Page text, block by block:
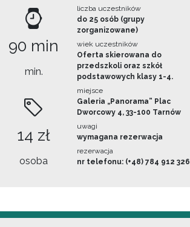
90 min
min.
14 zł
osoba
liczba uczestników
do 25 osób (grupy
zorganizowane)
wiek uczestników
Oferta skierowana do
przedszkoli oraz szkół
podstawowych klasy 1-4.
miejsce
Galeria „Panorama” Plac
Dworcowy 4, 33-100 Tarnów
uwagi
wymagana rezerwacja
rezerwacja
nr telefonu: (+48) 784 912 326